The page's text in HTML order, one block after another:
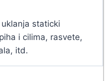
staticki
i cilima, rasvete,
itd.